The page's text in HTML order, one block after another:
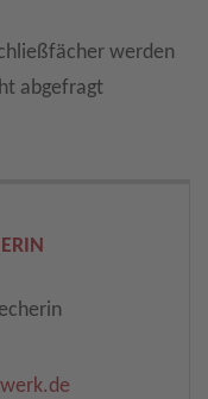
werden
abgefragt